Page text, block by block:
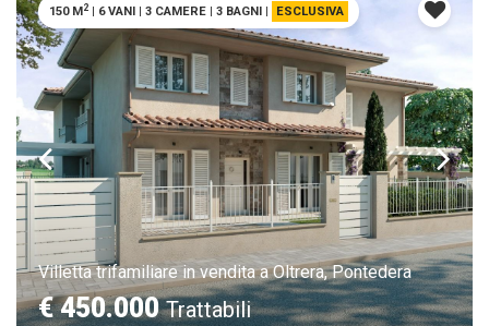
Villetta trifamiliare in vendita a Oltrera, Pontedera
€ 450.000Trattabili
150 M2 | 6 VANI | 3 CAMERE | 3 BAGNI | ESCLUSIVA